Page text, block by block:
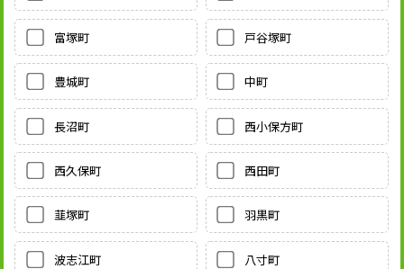
富塚町 戸谷塚町
豊城町 中町
長沼町 西小保方町
西久保町 西田町
韮塚町 羽黒町
波志江町 八寸町